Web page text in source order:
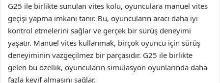
G25 ile birlikte sunulan vites kolu, oyunculara manuel vites
geçişi yapma imkanı tanır. Bu, oyuncuların aracı daha iyi
kontrol etmelerini sağlar ve gerçek bir sürüş deneyimi
yaşatır. Manuel vites kullanmak, birçok oyuncu için sürüş
deneyiminin vazgeçilmez bir parçasıdır. G25 ile birlikte
gelen bu özellik, oyuncuların simülasyon oyunlarında daha
fazla keyif almasını sağlar.